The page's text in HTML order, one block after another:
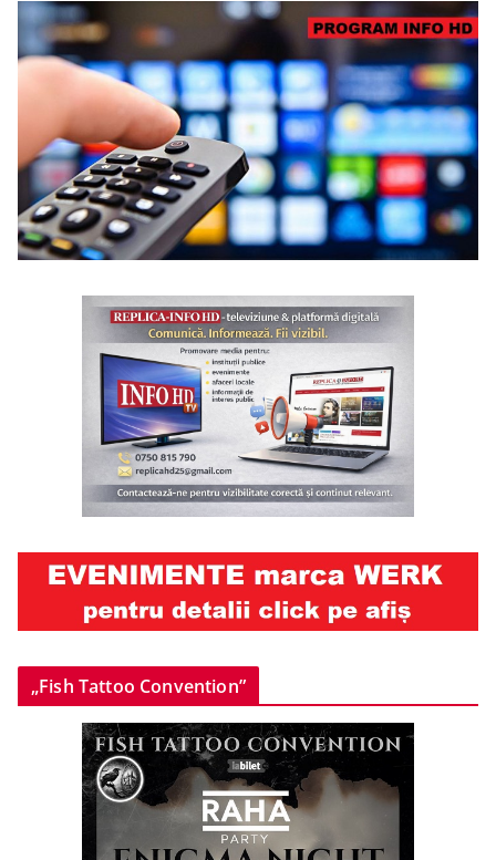
„Fish Tattoo Convention”